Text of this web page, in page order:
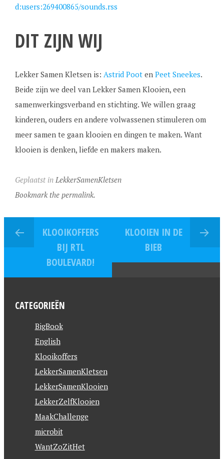
d:users:269400865/sounds.rss
DIT ZIJN WIJ
Lekker Samen Kletsen is: Astrid Pooten Peet Sneekes.
Beide zijn we deel van Lekker Samen Klooien, een
samenwerkingsverband en stichting. We willen graag
kinderen, ouders en andere volwassenen stimuleren om
meer samen te gaan klooien en dingen te maken. Want
klooien is denken, liefde en makers maken.
Geplaatst in LekkerSamenKletsen
Bookmark the permalink.
KLOOIKOFFERS
BIJ RTL
BOULEVARD!
KLOOIEN IN DE
BIEB
CATEGORIEËN
BigBook
English
Klooikoffers
LekkerSamenKletsen
LekkerSamenKlooien
LekkerZelfKlooien
MaakChallenge
microbit
WantZoZitHet